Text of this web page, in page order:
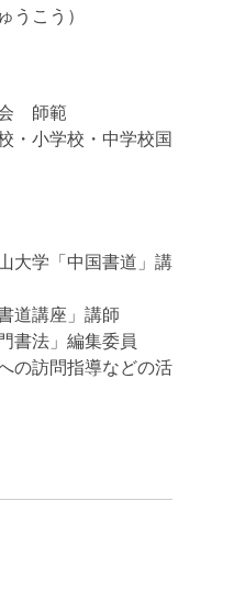
こう）
会 師範
・小学校・中学校国
大学「中国書道」講
道講座」講師
書法」編集委員
の訪問指導などの活